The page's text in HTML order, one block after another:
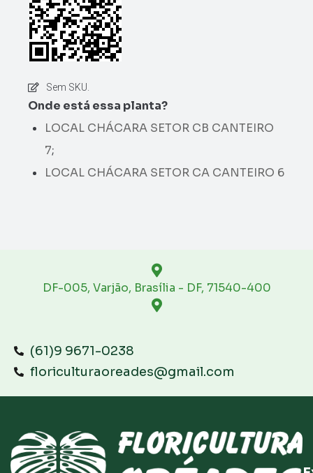
Sem SKU.
Onde está essa planta?
LOCAL CHÁCARA SETOR CB CANTEIRO
7;
LOCAL CHÁCARA SETOR CA CANTEIRO 6
DF-005, Varjão, Brasília - DF, 71540-400
(61)9 9671-0238
floriculturaoreades@gmail.com